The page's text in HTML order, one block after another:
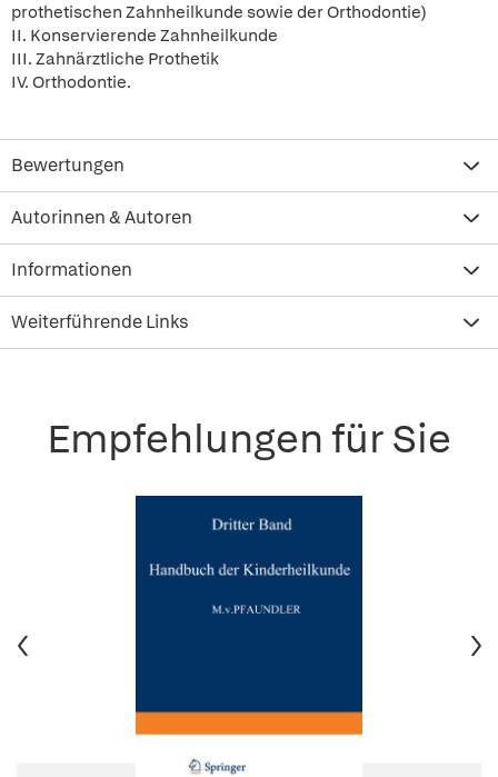
prothetischen Zahnheilkunde sowie der Orthodontie)
II. Konservierende Zahnheilkunde
III. Zahnärztliche Prothetik
IV. Orthodontie.
Bewertungen
Autorinnen & Autoren
Informationen
Weiterführende Links
Empfehlungen für Sie